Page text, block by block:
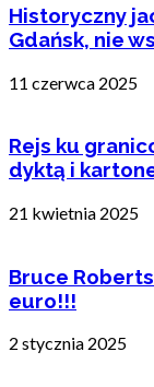
Historyczny
Gdańsk, nie
11 czerwca 2025
Rejs ku
dyktą i
21 kwietnia 2025
Bruce
euro!!!
2 stycznia 2025